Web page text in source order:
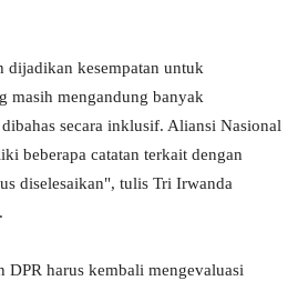
dijadikan kesempatan untuk
masih mengandung banyak
secara inklusif. Aliansi Nasional
beberapa catatan terkait dengan
diselesaikan", tulis Tri Irwanda
DPR harus kembali mengevaluasi